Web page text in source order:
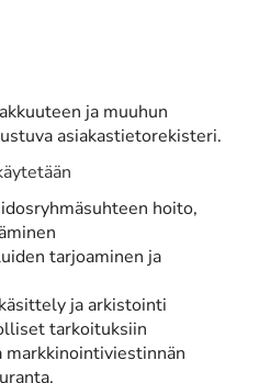
ja muuhun
asiakastietorekisteri.
hoito,
tarjoaminen ja
ja arkistointi
tarkoituksiin
markkinointiviestinnän